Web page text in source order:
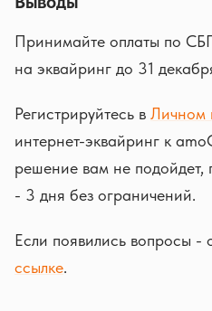
Принимайте оплаты по
на эквайринг до 31
Регистрируйтесь в Личном
интернет-эквайринг к
решение вам не подойдет,
- 3 дня без ограничений.
Если появились вопросы -
ссылке.